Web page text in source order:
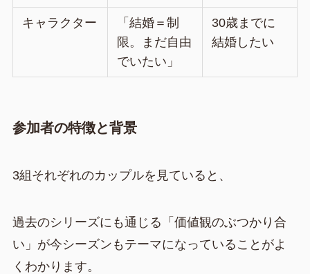
キャラクター
「結婚＝制
限。まだ自由
でいたい」
30歳までに
結婚したい
参加者の特徴と背景
3組それぞれのカップルを見ていると、
過去のシリーズにも通じる「価値観のぶつかり合
い」が今シーズンもテーマになっていることがよ
くわかります。